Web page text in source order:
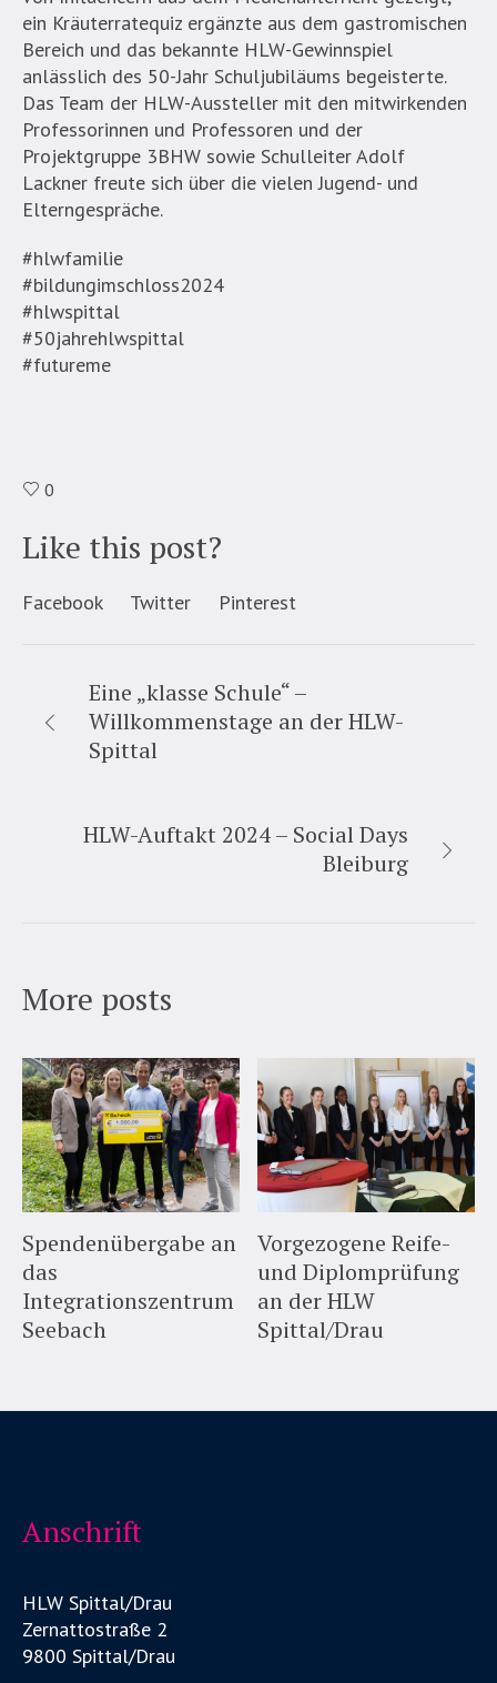
ein Kräuterratequiz ergänzte aus dem gastromischen
Bereich und das bekannte HLW-Gewinnspiel
anlässlich des 50-Jahr Schuljubiläums begeisterte.
Das Team der HLW-Aussteller mit den mitwirkenden
Professorinnen und Professoren und der
Projektgruppe 3BHW sowie Schulleiter Adolf
Lackner freute sich über die vielen Jugend- und
Elterngespräche.
#hlwfamilie
#bildungimschloss2024
#hlwspittal
#50jahrehlwspittal
#futureme
0
Like this post?
Facebook Twitter Pinterest
Eine „klasse Schule“ –
Willkommenstage an der HLW-
Spittal
HLW-Auftakt 2024 – Social Days
Bleiburg
More posts
Spendenübergabe an
das
Integrationszentrum
Seebach
Vorgezogene Reife-
und Diplomprüfung
an der HLW
Spittal/Drau
Anschrift
HLW Spittal/Drau
Zernattostraße 2
9800 Spittal/Drau